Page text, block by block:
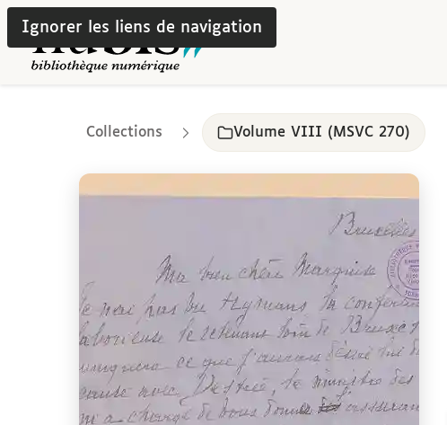
Ignorer les liens de navigation
Collections Volume VIII (MSVC 270)